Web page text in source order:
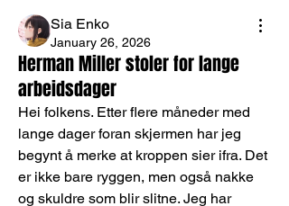
Sia Enko
January 26, 2026
Herman Miller stoler for lange
arbeidsdager
Hei folkens. Etter flere måneder med
lange dager foran skjermen har jeg
begynt å merke at kroppen sier ifra. Det
er ikke bare ryggen, men også nakke
og skuldre som blir slitne. Jeg har